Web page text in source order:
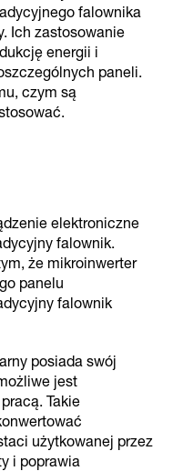
falownika
Ich zastosowanie
energii i
paneli.
czym są
elektroniczne
falownik.
że mikroinwerter
panelu
falownik
posiada swój
jest
Takie
użytkowanej przez
i poprawia